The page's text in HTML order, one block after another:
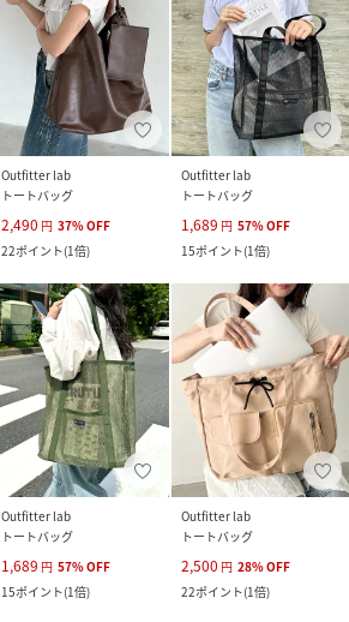
Outfitter lab
トートバッグ
2,490 円 37%OFF
22ポイント(1倍)
Outfitter lab
トートバッグ
1,689 円 57%OFF
15ポイント(1倍)
Outfitter lab
トートバッグ
1,689 円 57%OFF
15ポイント(1倍)
Outfitter lab
トートバッグ
2,500 円 28%OFF
22ポイント(1倍)